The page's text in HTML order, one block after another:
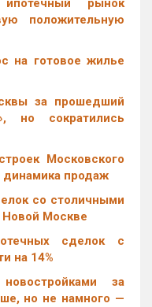
рынок
положительную
на готовое жилье
за прошедший
но сократились
Московского
динамика продаж
со столичными
Москве
сделок с
на 14%
за
но не намного —